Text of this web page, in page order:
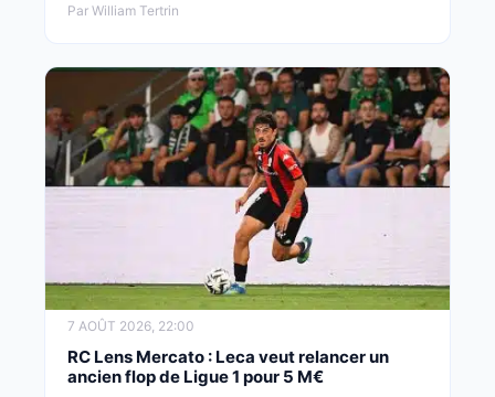
Par William Tertrin
7 AOÛT 2026, 22:00
RC Lens Mercato : Leca veut relancer un
ancien flop de Ligue 1 pour 5 M€